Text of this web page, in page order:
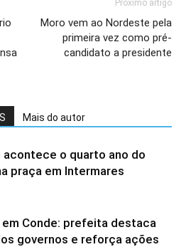
Próximo artigo
Moro vem ao Nordeste pela
primeira vez como pré-
candidato a presidente
Mais do autor
acontece o quarto ano do
praça em Intermares
em Conde: prefeita destaca
governos e reforça ações